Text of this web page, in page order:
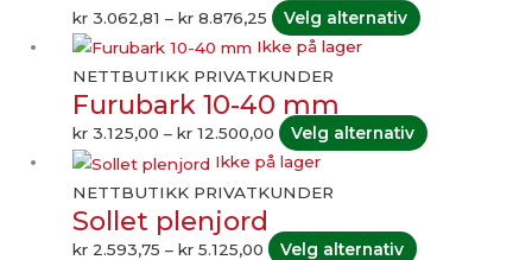
kr 3.062,81 – kr 8.876,25
Velg alternativ varianter.
på
Ikke på lager
NETTBUTIKK PRIVATKUNDER
Furubark 10-40 mm
kr 3.125,00 – kr 12.500,00
Prisområde:
kr 3.125,00
til
kr 12.500,00
Velg alternativ flere
Ikke på lager
NETTBUTIKK PRIVATKUNDER
Sollet plenjord
kr 2.593,75 – kr 5.125,00
Prisområde:
kr 2.593,75
til
kr 5.125,00
Velg alternativ flere